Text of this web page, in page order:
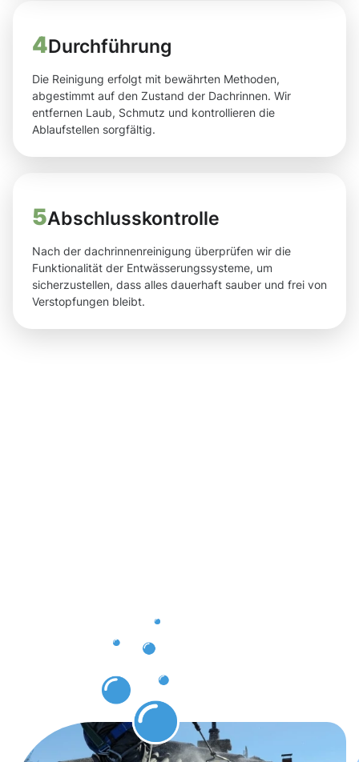
4Durchführung
Die Reinigung erfolgt mit bewährten Methoden,
abgestimmt auf den Zustand der Dachrinnen. Wir
entfernen Laub, Schmutz und kontrollieren die
Ablaufstellen sorgfältig.
5Abschlusskontrolle
Nach der dachrinnenreinigung überprüfen wir die
Funktionalität der Entwässerungssysteme, um
sicherzustellen, dass alles dauerhaft sauber und frei von
Verstopfungen bleibt.